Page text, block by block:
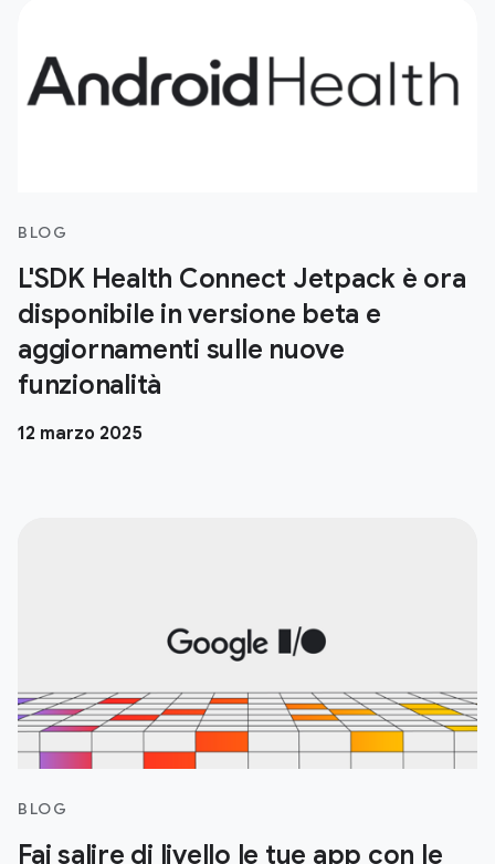
BLOG
L'SDK Health Connect Jetpack è ora
disponibile in versione beta e
aggiornamenti sulle nuove
funzionalità
12 marzo 2025
BLOG
Fai salire di livello le tue app con le